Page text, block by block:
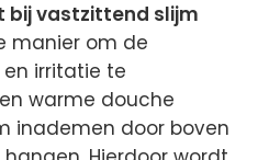
bij vastzittend slijm
manier om de
irritatie te
warme douche
inademen door boven